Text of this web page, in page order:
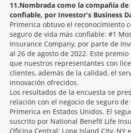
11 Nombrada como la compañía de
confiable, por Investor's Business
Primerica obtuvo el reconocimiento
seguro de vida más confiable: #1
Insurance Company, por parte de
al 26 de agosto de 2022. Este
que nuestros representantes con
clientes, además de la calidad, el
innovación ofrecidos.
Los resultados de la encuesta se
relación con el negocio de seguro
Primerica en Estados Unidos. El
suscrito por National Benefit Life
Oficina Central: Long Island City, NY